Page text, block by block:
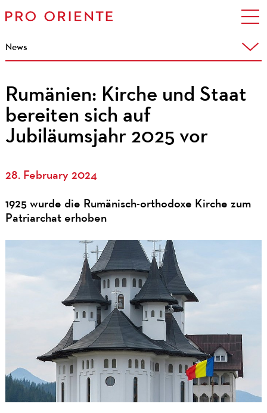
News
Rumänien: Kirche und Staat
bereiten sich auf
Jubiläumsjahr 2025 vor
28. February 2024
1925 wurde die Rumänisch-orthodoxe Kirche zum
Patriarchat erhoben